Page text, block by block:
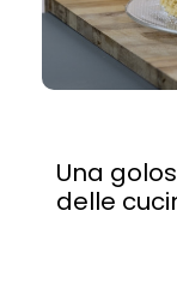
Una
delle